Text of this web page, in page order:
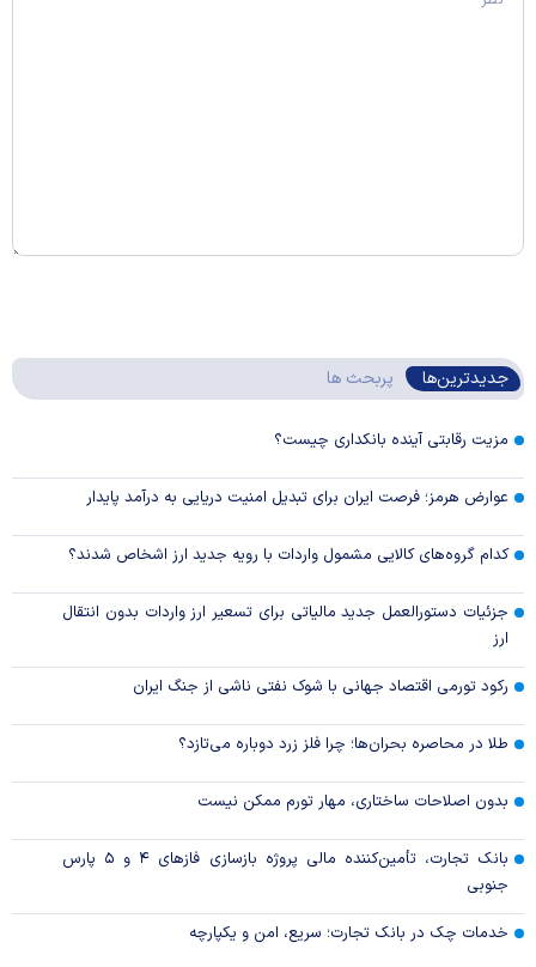
جدیدترین‌ها پربحث ها
مزیت رقابتی آینده بانکداری چیست؟
عوارض هرمز؛ فرصت ایران برای تبدیل امنیت دریایی به درآمد پایدار
کدام گروه‌های کالایی مشمول واردات با رویه جدید ارز اشخاص شدند؟
جزئیات دستورالعمل جدید مالیاتی برای تسعیر ارز واردات بدون انتقال
ارز
رکود تورمی اقتصاد جهانی با شوک نفتی ناشی از جنگ ایران
طلا در محاصره بحران‌ها؛ چرا فلز زرد دوباره می‌تازد؟
بدون اصلاحات ساختاری، مهار تورم ممکن نیست
بانک تجارت، تأمین‌کننده مالی پروژه بازسازی فاز‌های ۴ و ۵ پارس
جنوبی
خدمات چک در بانک تجارت؛ سریع، امن و یکپارچه